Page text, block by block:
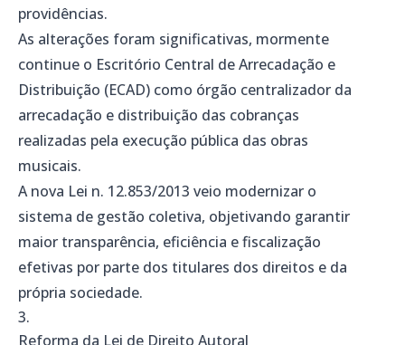
providências.
As alterações foram significativas, mormente
continue o Escritório Central de Arrecadação e
Distribuição (ECAD) como órgão centralizador da
arrecadação e distribuição das cobranças
realizadas pela execução pública das obras
musicais.
A nova Lei n. 12.853/2013 veio modernizar o
sistema de gestão coletiva, objetivando garantir
maior transparência, eficiência e fiscalização
efetivas por parte dos titulares dos direitos e da
própria sociedade.
Reforma da Lei de Direito Autoral